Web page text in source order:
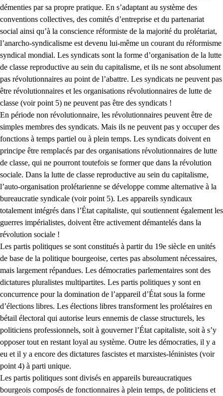
démenties par sa propre pratique. En s’adaptant au système des
conventions collectives, des comités d’entreprise et du partenariat
social ainsi qu’à la conscience réformiste de la majorité du prolétariat,
l’anarcho-syndicalisme est devenu lui-même un courant du réformisme
syndical mondial. Les syndicats sont la forme d’organisation de la lutte
de classe reproductive au sein du capitalisme, et ils ne sont absolument
pas révolutionnaires au point de l’abattre. Les syndicats ne peuvent pas
être révolutionnaires et les organisations révolutionnaires de lutte de
classe (voir point 5) ne peuvent pas être des syndicats !
En période non révolutionnaire, les révolutionnaires peuvent être de
simples membres des syndicats. Mais ils ne peuvent pas y occuper des
fonctions à temps partiel ou à plein temps. Les syndicats doivent en
principe être remplacés par des organisations révolutionnaires de lutte
de classe, qui ne pourront toutefois se former que dans la révolution
sociale. Dans la lutte de classe reproductive au sein du capitalisme,
l’auto-organisation prolétarienne se développe comme alternative à la
bureaucratie syndicale (voir point 5). Les appareils syndicaux
totalement intégrés dans l’État capitaliste, qui soutiennent également les
guerres impérialistes, doivent être activement démantelés dans la
révolution sociale !
Les partis politiques se sont constitués à partir du 19e siècle en unités
de base de la politique bourgeoise, certes pas absolument nécessaires,
mais largement répandues. Les démocraties parlementaires sont des
dictatures pluralistes multipartites. Les partis politiques y sont en
concurrence pour la domination de l’appareil d’État sous la forme
d’élections libres. Les élections libres transforment les prolétaires en
bétail électoral qui autorise leurs ennemis de classe structurels, les
politiciens professionnels, soit à gouverner l’État capitaliste, soit à s’y
opposer tout en restant loyal au système. Outre les démocraties, il y a
eu et il y a encore des dictatures fascistes et marxistes-léninistes (voir
point 4) à parti unique.
Les partis politiques sont divisés en appareils bureaucratiques
bourgeois composés de fonctionnaires à plein temps, de politiciens et